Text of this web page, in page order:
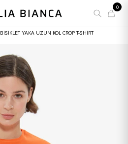
0
YAKA UZUN KOL CROP T-SHIRT